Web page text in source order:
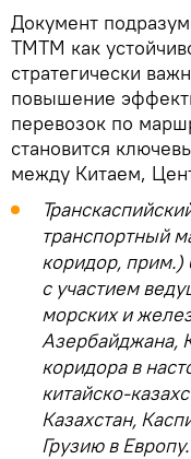
Документ
ТМТМ как
стратегически
повышение
перевозок по
становится
между Китаем,
транспортный
коридор, прим.)
с участием
морских и
Азербайджана,
коридора в
китайско-
Казахстан,
Грузию в Европу.